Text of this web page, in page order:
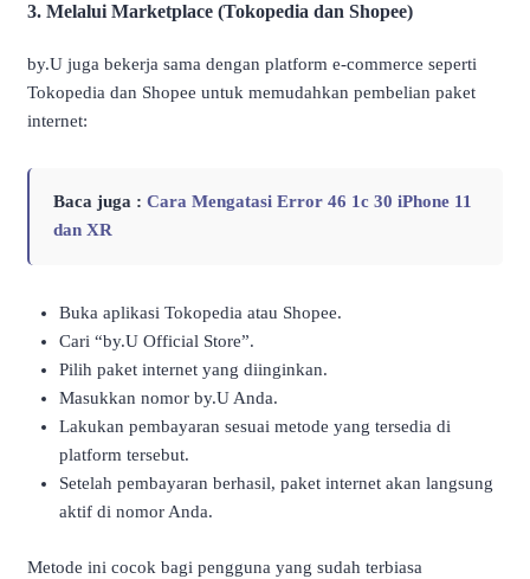
3. Melalui Marketplace (Tokopedia dan Shopee)
by.U juga bekerja sama dengan platform e-commerce seperti
Tokopedia dan Shopee untuk memudahkan pembelian paket
internet:
Baca juga : Cara Mengatasi Error 46 1c 30 iPhone 11
dan XR
Buka aplikasi Tokopedia atau Shopee.
Cari “by.U Official Store”.
Pilih paket internet yang diinginkan.
Masukkan nomor by.U Anda.
Lakukan pembayaran sesuai metode yang tersedia di
platform tersebut.
Setelah pembayaran berhasil, paket internet akan langsung
aktif di nomor Anda.
Metode ini cocok bagi pengguna yang sudah terbiasa